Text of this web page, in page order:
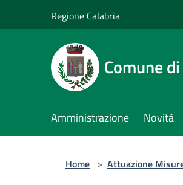
Regione Calabria
Comune
Amministrazione Novità
Home > Attuazione